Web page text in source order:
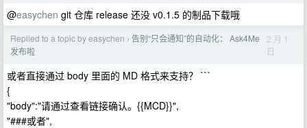
@easychen git 仓库 release 还没 v0.1.5 的制品下载哦
Replied to a topic by easychen › 告别“只会通知”的自动化： Ask4Me
发布啦
2 月 1
日
或者直接通过 body 里面的 MD 格式来支持？ ```
{
"body":"请通过查看链接确认。{{MCD}}",
"###或者",